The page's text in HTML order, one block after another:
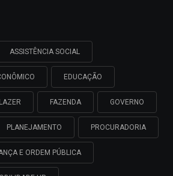
ASSISTÊNCIA SOCIAL
EDUCAÇÃO
FAZENDA GOVERNO
PLANEJAMENTO PROCURADORIA
E ORDEM PÚBLICA